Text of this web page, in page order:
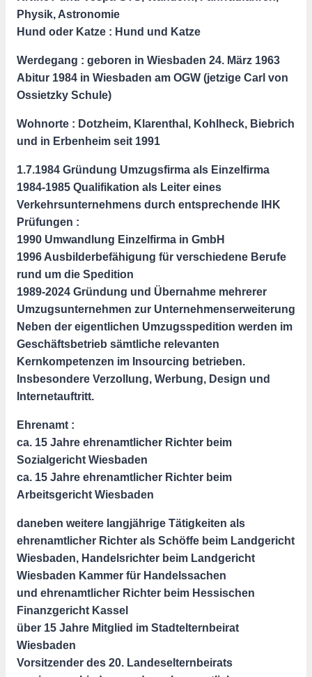
Physik, Astronomie
Hund oder Katze : Hund und Katze
Werdegang : geboren in Wiesbaden 24. März 1963
Abitur 1984 in Wiesbaden am OGW (jetzige Carl von
Ossietzky Schule)
Wohnorte : Dotzheim, Klarenthal, Kohlheck, Biebrich
und in Erbenheim seit 1991
1.7.1984 Gründung Umzugsfirma als Einzelfirma
1984-1985 Qualifikation als Leiter eines
Verkehrsunternehmens durch entsprechende IHK
Prüfungen :
1990 Umwandlung Einzelfirma in GmbH
1996 Ausbilderbefähigung für verschiedene Berufe
rund um die Spedition
1989-2024 Gründung und Übernahme mehrerer
Umzugsunternehmen zur Unternehmenserweiterung
Neben der eigentlichen Umzugsspedition werden im
Geschäftsbetrieb sämtliche relevanten
Kernkompetenzen im Insourcing betrieben.
Insbesondere Verzollung, Werbung, Design und
Internetauftritt.
Ehrenamt :
ca. 15 Jahre ehrenamtlicher Richter beim
Sozialgericht Wiesbaden
ca. 15 Jahre ehrenamtlicher Richter beim
Arbeitsgericht Wiesbaden
daneben weitere langjährige Tätigkeiten als
ehrenamtlicher Richter als Schöffe beim Landgericht
Wiesbaden, Handelsrichter beim Landgericht
Wiesbaden Kammer für Handelssachen
und ehrenamtlicher Richter beim Hessischen
Finanzgericht Kassel
über 15 Jahre Mitglied im Stadtelternbeirat
Wiesbaden
Vorsitzender des 20. Landeselternbeirats